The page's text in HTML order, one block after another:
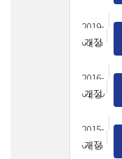
2019-
05-27
개정
2016-
01-20
개정
2015-
07-07
개정